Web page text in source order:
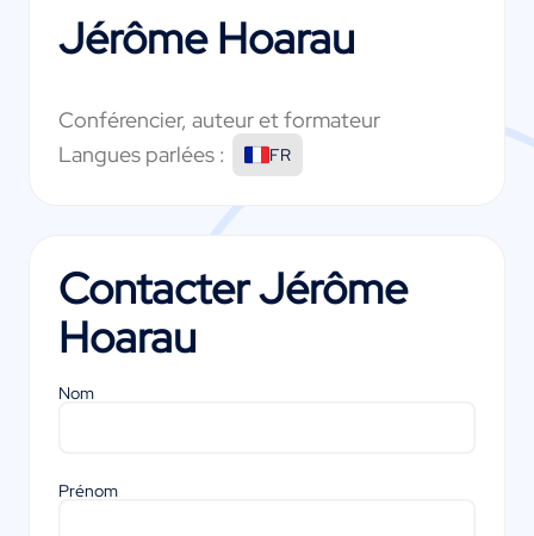
Jérôme Hoarau
Conférencier, auteur et formateur
Langues parlées :
FR
ContacterJérôme
Hoarau
Nom
Prénom